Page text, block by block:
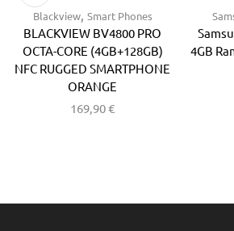
Blackview, Smart Phones
BLACKVIEW BV4800 PRO
OCTA-CORE (4GB+128GB)
NFC RUGGED SMARTPHONE
ORANGE
169,90€
4GB